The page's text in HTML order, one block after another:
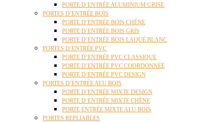
PORTE D’ENTRÉE ALUMINIUM GRISE
PORTES D’ENTRÉE BOIS
PORTE D’ENTRÉE BOIS CHÊNE
PORTE D’ENTRÉE BOIS GRIS
PORTE D’ENTRÉE BOIS LAQUÉ BLANC
PORTES D’ENTRÉE PVC
PORTE D’ENTRÉE PVC CLASSIQUE
PORTE D’ENTRÉE PVC COORDONNÉE
PORTE D’ENTRÉE PVC DESIGN
PORTES D’ENTRÉE ALU BOIS
PORTE D’ENTRÉE MIXTE DESIGN
PORTE D’ENTRÉE MIXTE CHÊNE
PORTE ENTRÉE MIXTE ALU BOIS
PORTES REPLIABLES